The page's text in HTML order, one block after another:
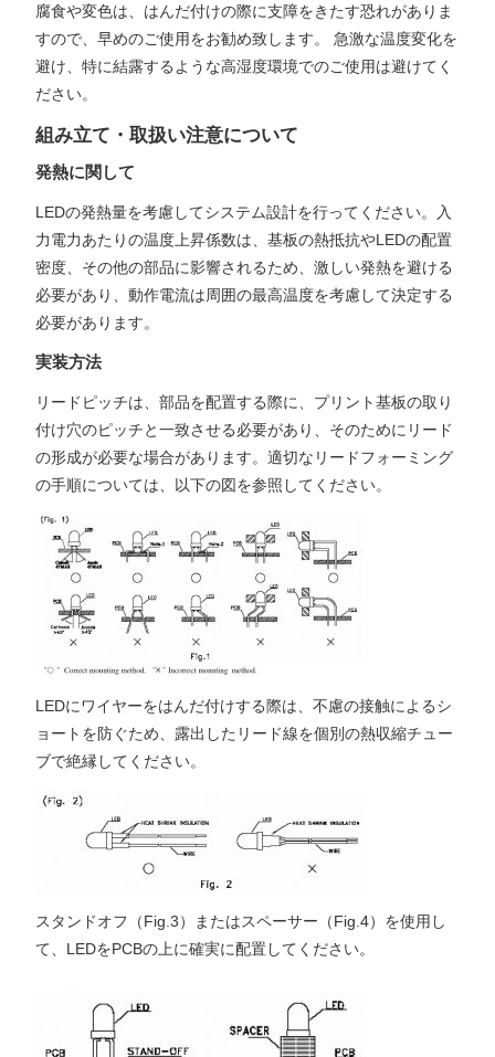
腐食や変色は、はんだ付けの際に支障をきたす恐れがありま
すので、早めのご使用をお勧め致します。 急激な温度変化を
避け、特に結露するような高湿度環境でのご使用は避けてく
ださい。
組み立て・取扱い注意について
発熱に関して
LEDの発熱量を考慮してシステム設計を行ってください。入
力電力あたりの温度上昇係数は、基板の熱抵抗やLEDの配置
密度、その他の部品に影響されるため、激しい発熱を避ける
必要があり、動作電流は周囲の最高温度を考慮して決定する
必要があります。
実装方法
リードピッチは、部品を配置する際に、プリント基板の取り
付け穴のピッチと一致させる必要があり、そのためにリード
の形成が必要な場合があります。適切なリードフォーミング
の手順については、以下の図を参照してください。
LEDにワイヤーをはんだ付けする際は、不慮の接触によるシ
ョートを防ぐため、露出したリード線を個別の熱収縮チュー
ブで絶縁してください。
スタンドオフ（Fig.3）またはスペーサー（Fig.4）を使用し
て、LEDをPCBの上に確実に配置してください。